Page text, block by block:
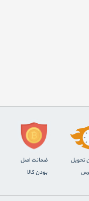
ﺗﺤﻮﯾﻞ
ضمانت اصل
بودن کالا